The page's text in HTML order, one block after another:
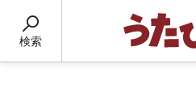
検索